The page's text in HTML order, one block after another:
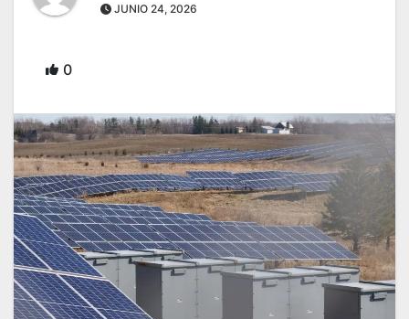
JUNIO 24, 2026
0